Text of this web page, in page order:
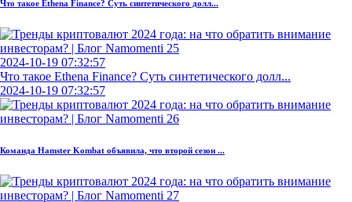
Что такое Ethena Finance? Суть синтетического долл...
2024-10-19 07:32:57
Что такое Ethena Finance? Суть синтетического долл...
2024-10-19 07:32:57
Команда Hamster Kombat объявила, что второй сезон ...